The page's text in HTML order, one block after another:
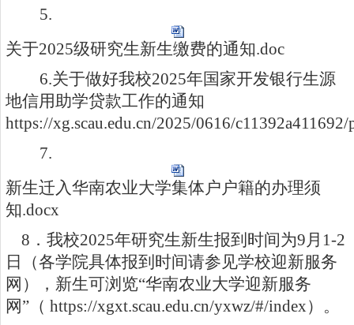
5.
关于2025级研究生新生缴费的通知.doc
6.关于做好我校2025年国家开发银行生源
地信用助学贷款工作的通知
https://xg.scau.edu.cn/2025/0616/c11392a411692/
7.
新生迁入华南农业大学集体户户籍的办理须
知.docx
8 ．我校2025年研究生新生报到时间为9月1-2
日（各学院具体报到时间请参见学校迎新服务
网），新生可浏览“华南农业大学迎新服务
网”（ https://xgxt.scau.edu.cn/yxwz/#/index）。